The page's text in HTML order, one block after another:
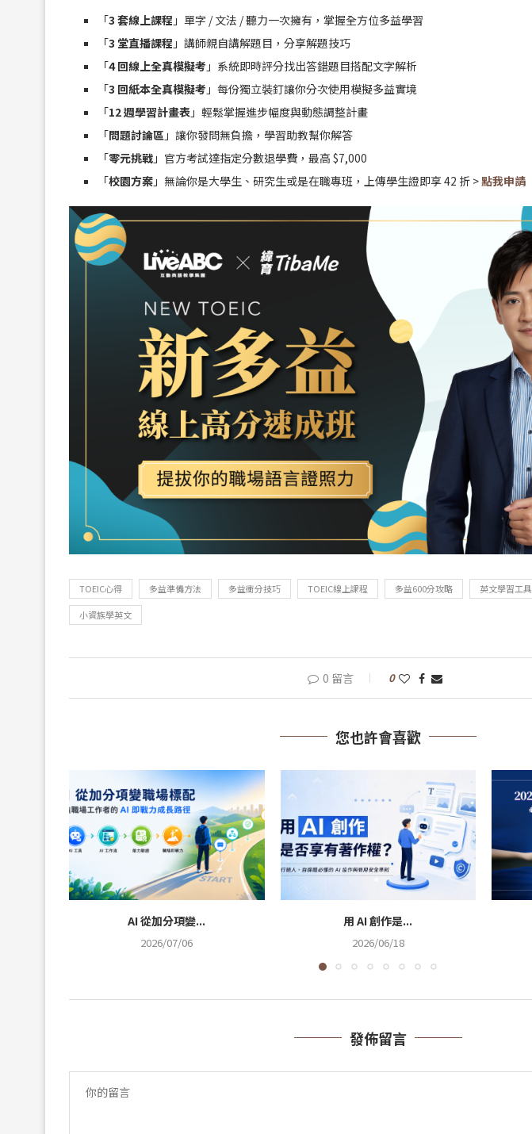
「3 套線上課程 」單字 / 文法 / 聽力一次擁有，掌握全方位多益學習
「3 堂直播課程 」講師親自講解題目，分享解題技巧
「4 回線上全真模擬考 」系統即時評分找出答錯題目搭配文字解析
「3 回紙本全真模擬考 」每份獨立裝釘讓你分次使用模擬多益實境
「12 週學習計畫表 」輕鬆掌握進步幅度與動態調整計畫
「問題討論區 」讓你發問無負擔，學習助教幫你解答
「零元挑戰 」官方考試達指定分數退學費，最高 $7,000
「校園方案 」無論你是大學生、研究生或是在職專班，上傳學生證即享 42 折 >點我申請
TOEIC心得 多益準備方法 多益衝分技巧 TOEIC線上課程 多益600分攻略 英文學習工具
小資族學英文
0 留言 0
您也許會喜歡
AI 從加分項變...
2026/07/06
用 AI 創作是...
2026/06/18
發佈留言